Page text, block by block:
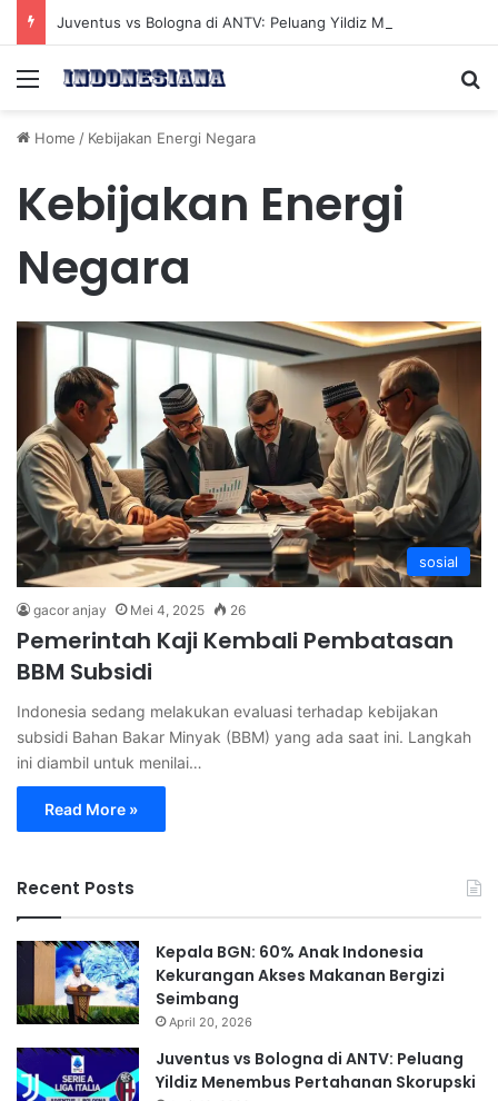
Menu
Home / Kebijakan Energi Negara
Kebijakan Energi
Negara
sosial
gacor anjay Mei 4, 2025 26
Pemerintah Kaji Kembali Pembatasan
BBM Subsidi
Indonesia sedang melakukan evaluasi terhadap kebijakan
subsidi Bahan Bakar Minyak (BBM) yang ada saat ini. Langkah
ini diambil untuk menilai…
Read More »
Recent Posts
Kepala BGN: 60% Anak Indonesia
Kekurangan Akses Makanan Bergizi
Seimbang
April 20, 2026
Juventus vs Bologna di ANTV: Peluang
Yildiz Menembus Pertahanan Skorupski